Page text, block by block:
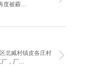
度被霾…
北臧村镇皮各庄村
厂，厂…